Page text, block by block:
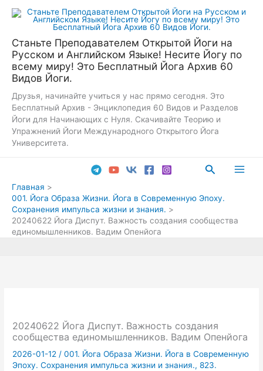
Перейти
Станьте Преподавателем Открытой Йоги на
Русском и Английском Языке! Несите Йогу по
всему миру! Это Бесплатный Йога Архив 60
Видов Йоги.
Друзья, начинайте учиться у нас прямо сегодня. Это
Бесплатный Архив - Энциклопедия 60 Видов и Разделов
Йоги для Начинающих с Нуля. Скачивайте Теорию и
Упражнений Йоги Международного Открытого Йога
Университета.
Поиск
Главная
001. Йога Образа Жизни. Йога в Современную Эпоху.
Сохранения импульса жизни и знания.
20240622 Йога Диспут. Важность создания сообщества
единомышленников. Вадим Опенйога
20240622 Йога Диспут. Важность создания
сообщества единомышленников. Вадим Опенйога
2026-01-12 /001. Йога Образа Жизни. Йога в Современную
Эпоху. Сохранения импульса жизни и знания.,823.